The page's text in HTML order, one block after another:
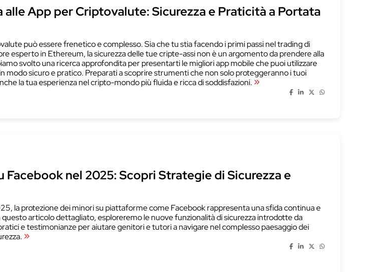
alle App per Criptovalute: Sicurezza e Praticità a Portata
può essere frenetico e complesso. Sia che tu stia facendo i primi passi nel trading di
esperto in Ethereum, la sicurezza delle tue cripte-assi non è un argomento da prendere alla
svolto una ricerca approfondita per presentarti le migliori app mobile che puoi utilizzare
modo sicuro e pratico. Preparati a scoprire strumenti che non solo proteggeranno i tuoi
la tua esperienza nel cripto-mondo più fluida e ricca di soddisfazioni.
Facebook nel 2025: Scopri Strategie di Sicurezza e
la protezione dei minori su piattaforme come Facebook rappresenta una sfida continua e
articolo dettagliato, esploreremo le nuove funzionalità di sicurezza introdotte da
e testimonianze per aiutare genitori e tutori a navigare nel complesso paesaggio dei